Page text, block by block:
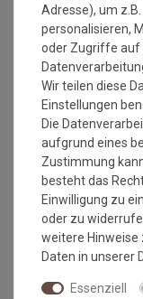
Fusmatte
Schokobraun
Grundpreis:29,95
inkl. ges. MwSt.
Adresse), um
personalisieren,
oder Zugriffe auf
Wir teilen diese
Einstellungen
Die
aufgrund eines
Zustimmung
besteht das
Einwilligung zu
oder zu
weitere
Daten in unserer
Essenziell